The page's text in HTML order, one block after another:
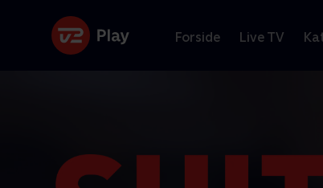
Forside Live TV